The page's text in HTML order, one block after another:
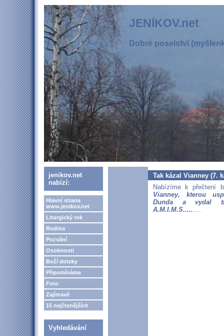
JENÍKOV.net
Dobré poselství
jenikov.net
nabízí:
Hlavní strana
www.jenikov.net
Liturgický rok
Rodina
Pozvání
Osobnosti
Boží doteky
Připomínáme
Foto
Zajímavé
15 nejčtenějších
Vyhledávání
Tak kázal Vianney (7.
Nabízíme k přečtení
Vianney, kterou
Dunda a vydal
A.M.I.M.S.........